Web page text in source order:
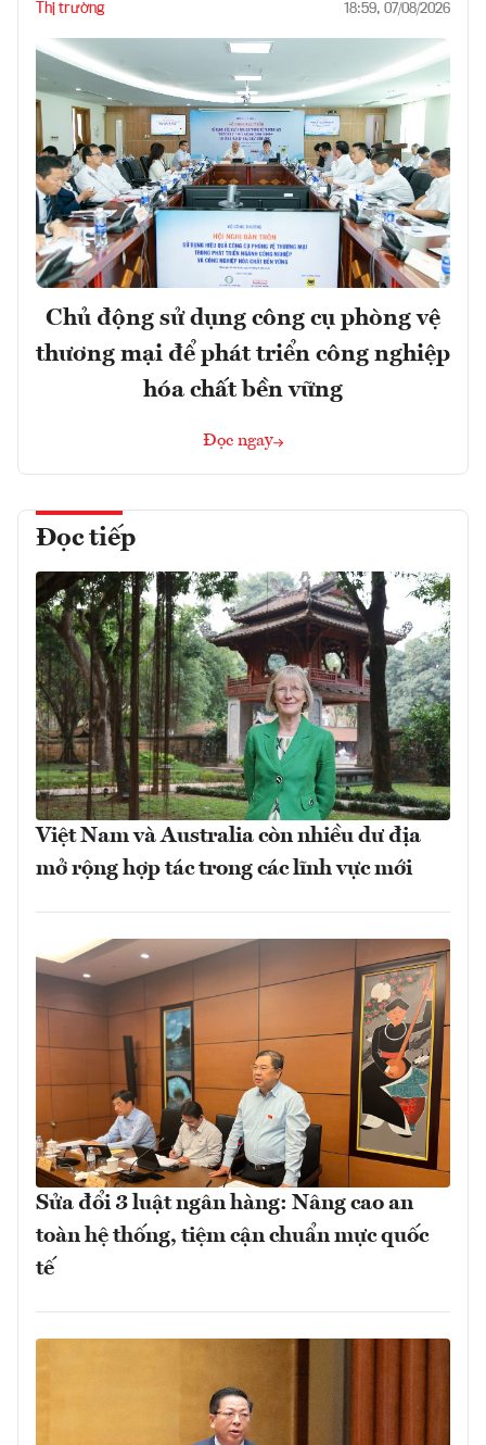
Thị trường 18:59, 07/08/2026
Chủ động sử dụng công cụ phòng vệ
thương mại để phát triển công nghiệp
hóa chất bền vững
Đọc ngay
Đọc tiếp
Việt Nam và Australia còn nhiều dư địa
mở rộng hợp tác trong các lĩnh vực mới
Sửa đổi 3 luật ngân hàng: Nâng cao an
toàn hệ thống, tiệm cận chuẩn mực quốc
tế